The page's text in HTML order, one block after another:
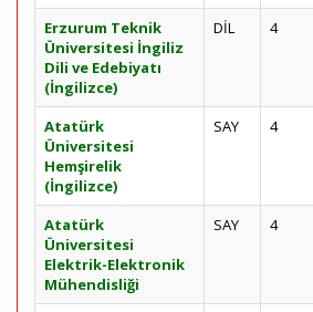
Erzurum Teknik
Üniversitesi İngiliz
Dili ve Edebiyatı
(İngilizce)
DİL 4
Atatürk
Üniversitesi
Hemşirelik
(İngilizce)
SAY 4
Atatürk
Üniversitesi
Elektrik-Elektronik
Mühendisliği
SAY 4